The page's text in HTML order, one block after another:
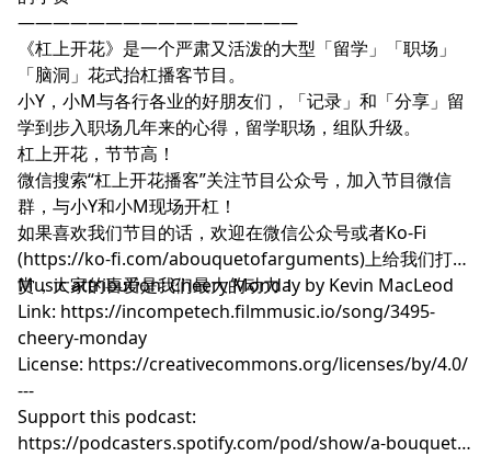
————————————————
《杠上开花》是一个严肃又活泼的大型「留学」「职场」
「脑洞」花式抬杠播客节目。
小Y，小M与各行各业的好朋友们，「记录」和「分享」留
学到步入职场几年来的心得，留学职场，组队升级。
杠上开花，节节高！
微信搜索“杠上开花播客”关注节目公众号，加入节目微信
群，与小Y和小M现场开杠！
如果喜欢我们节目的话，欢迎在微信公众号或者Ko-Fi
(https://ko-fi.com/abouquetofarguments)上给我们打
赏，大家的喜爱是我们最大的动力！
Music attribution: Cheery Monday by Kevin MacLeod
Link: https://incompetech.filmmusic.io/song/3495-
cheery-monday
License: https://creativecommons.org/licenses/by/4.0/
---
Support this podcast:
https://podcasters.spotify.com/pod/show/a-bouquet-